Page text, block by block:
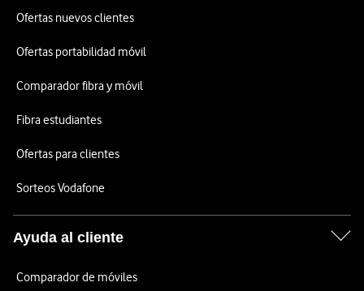
Ofertas nuevos clientes
Ofertas portabilidad móvil
Comparador fibra y móvil
Fibra estudiantes
Ofertas para clientes
Sorteos Vodafone
Ayuda al cliente
Comparador de móviles